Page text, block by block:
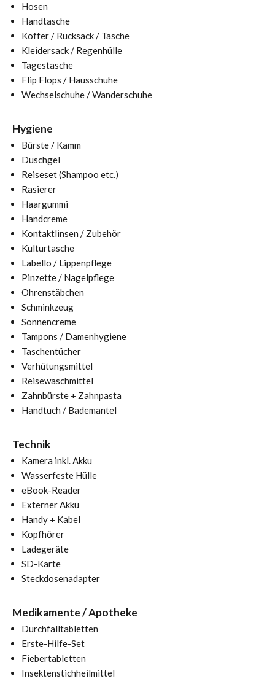
Hosen
Handtasche
Koffer / Rucksack / Tasche
Kleidersack / Regenhülle
Tagestasche
Flip Flops / Hausschuhe
Wechselschuhe / Wanderschuhe
Hygiene
Bürste / Kamm
Duschgel
Reiseset (Shampoo etc.)
Rasierer
Haargummi
Handcreme
Kontaktlinsen / Zubehör
Kulturtasche
Labello / Lippenpflege
Pinzette / Nagelpflege
Ohrenstäbchen
Schminkzeug
Sonnencreme
Tampons / Damenhygiene
Taschentücher
Verhütungsmittel
Reisewaschmittel
Zahnbürste + Zahnpasta
Handtuch / Bademantel
Technik
Kamera inkl. Akku
Wasserfeste Hülle
eBook-Reader
Externer Akku
Handy + Kabel
Kopfhörer
Ladegeräte
SD-Karte
Steckdosenadapter
Medikamente / Apotheke
Durchfalltabletten
Erste-Hilfe-Set
Fiebertabletten
Insektenstichheilmittel